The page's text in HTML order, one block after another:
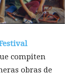
compiten
obras de